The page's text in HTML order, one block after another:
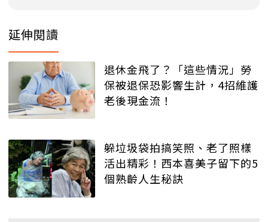
延伸閱讀
退休金飛了？「這些情況」勞
保被退保恐影響生計，4招維護
老後現金流！
躲垃圾袋拍搞笑照、老了照樣
活出精彩！西本喜美子留下的5
個熟齡人生秘訣